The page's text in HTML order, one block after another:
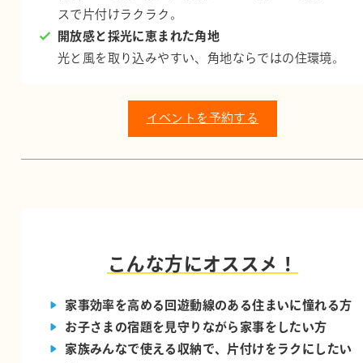
スで片付けラクラク。
開放感と採光に恵まれた角地
光と風を取り込みやすい、角地ならではの住環境。
イベントを予約する
こんな方にオススメ！
家事効率を高める回遊動線のある住まいに憧れる方
お子さまの宿題を見守りながら家事をしたい方
家族みんなで使える収納で、片付けをラクにしたい